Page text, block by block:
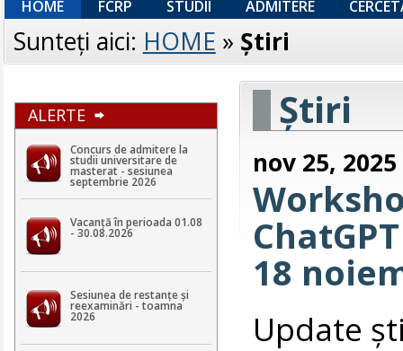
HOME FCRP STUDII ADMITERE
Sunteţi aici: HOME » Ştiri
ALERTE
Concurs de admitere la
studii universitare de
masterat - sesiunea
septembrie 2026
Vacanță în perioada 01.08
- 30.08.2026
Sesiunea de restanțe și
reexaminări - toamna
2026
Ştiri
nov 25, 2025
18
Update